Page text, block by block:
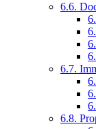
6.6.
6.7.
6.8.